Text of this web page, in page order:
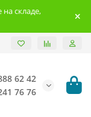
складе,
62 42
76 76